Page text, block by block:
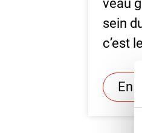
veau
sein
c’est
En